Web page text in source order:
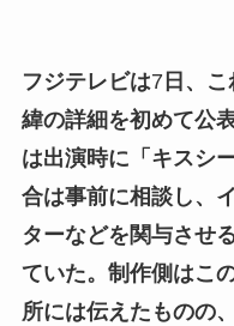
フジテレビは7 日、
緯の詳細を初めて公
は出演時に「キスシ
合は事前に相談し、
ターなどを関与させ
ていた。制作側はこ
所には伝えたものの